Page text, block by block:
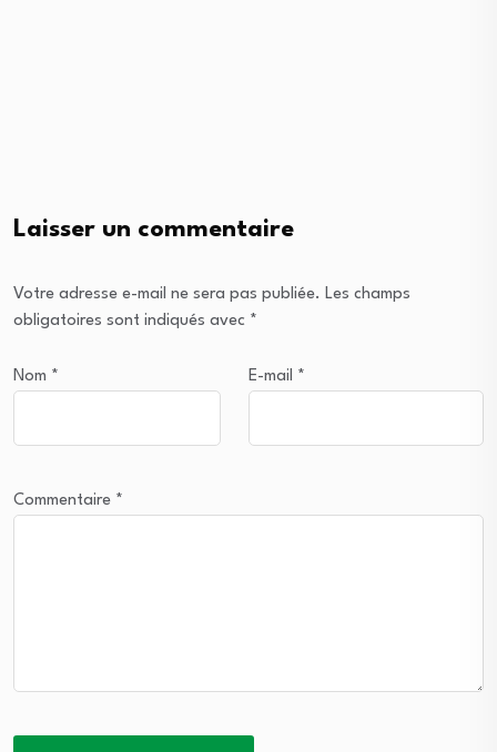
Laisser un commentaire
Votre adresse e-mail ne sera pas publiée. Les champs
obligatoires sont indiqués avec *
Nom * E-mail *
Commentaire *